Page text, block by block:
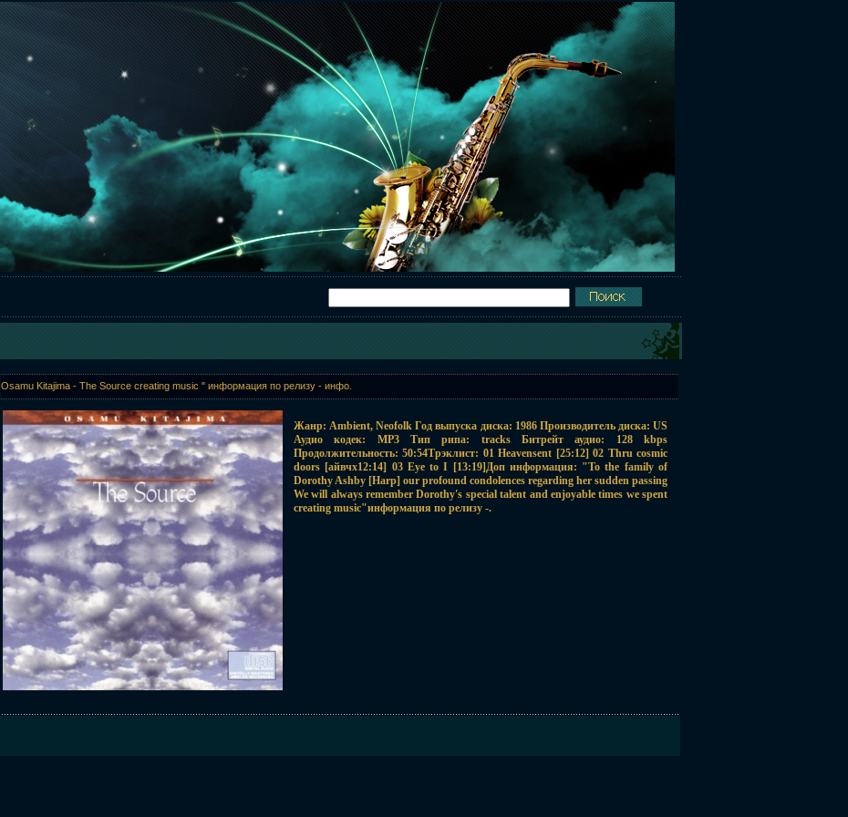
Osamu Kitajima - The Source creating music " информация по релизу - инфо.
Жанр: Ambient, Neofolk Год выпуска диска: 1986 Производитель диска: US
Аудио кодек: MP3 Тип рипа: tracks Битрейт аудио: 128 kbps
Продолжительность: 50:54Трэклист: 01 Heavensent [25:12] 02 Thru cosmic
doors [айвчх12:14] 03 Eye to I [13:19]Доп информация: "To the family of
Dorothy Ashby [Harp] our profound condolences regarding her sudden passing
We will always remember Dorothy's special talent and enjoyable times we spent
creating music"информация по релизу -.